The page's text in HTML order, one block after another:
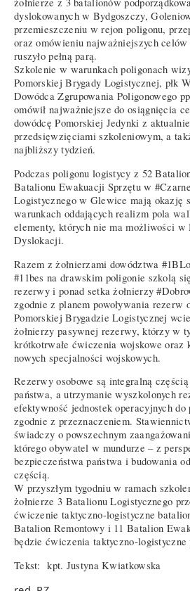
żołnierze z 3 batalionów
dyslokowanych w Bydgoszczy,
przemieszczeniu w rejon poligonu,
oraz omówieniu najważniejszych
ruszyło pełną parą.
Szkolenie w warunkach poligonach
Pomorskiej Brygady Logistycznej, płk
Dowódca Zgrupowania Poligonowego
omówił najważniejsze do osiągnięcia
dowódcę Pomorskiej Jedynki z
przedsięwzięciami szkoleniowym, a
najbliższy tydzień.
Podczas poligonu logistycy z 52
Batalionu Ewakuacji Sprzętu w
Logistycznego w Glewice mają okazję
warunkach oddających realizm pola
elementy, których nie ma możliwości w
Dyslokacji.
Razem z żołnierzami dowództwa
#11bes na drawskim poligonie szkolą
rezerwy i ponad setka żołnierzy
zgodnie z planem powoływania rezerw
Pomorskiej Brygadzie Logistycznej
żołnierzy pasywnej rezerwy, którzy w
krótkotrwałe ćwiczenia wojskowe oraz
nowych specjalności wojskowych.
Rezerwy osobowe są integralną
państwa, a utrzymanie wyszkolonych
efektywność jednostek operacyjnych do
zgodnie z przeznaczeniem.
świadczy o powszechnym
którego obywatel w mundurze – z
bezpieczeństwa państwa i budowania
częścią.
W przyszłym tygodniu w ramach
żołnierze 3 Batalionu Logistycznego
ćwiczenie taktyczno-logistyczne
Batalion Remontowy i 11 Batalion
będzie ćwiczenia taktyczno-logistyczne
Tekst: kpt. Justyna Kwiatkowska